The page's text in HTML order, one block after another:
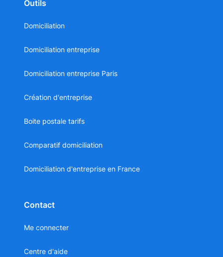
Outils
Domiciliation
Domiciliation entreprise
Domiciliation entreprise Paris
Création d'entreprise
Boite postale tarifs
Comparatif domiciliation
Domiciliation d'entreprise en France
Contact
Me connecter
Centre d'aide